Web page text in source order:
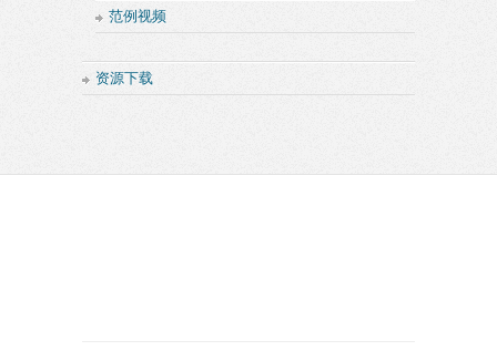
范例视频
资源下载